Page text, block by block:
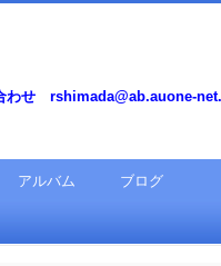
わせ rshimada@ab.auone-
アルバム ブログ